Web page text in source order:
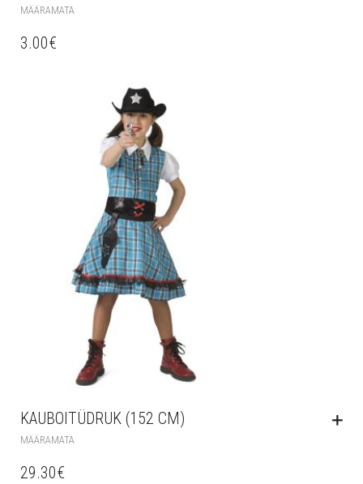
MÄÄRAMATA
3.00€
KAUBOITÜDRUK (152 CM)
MÄÄRAMATA
29.30€